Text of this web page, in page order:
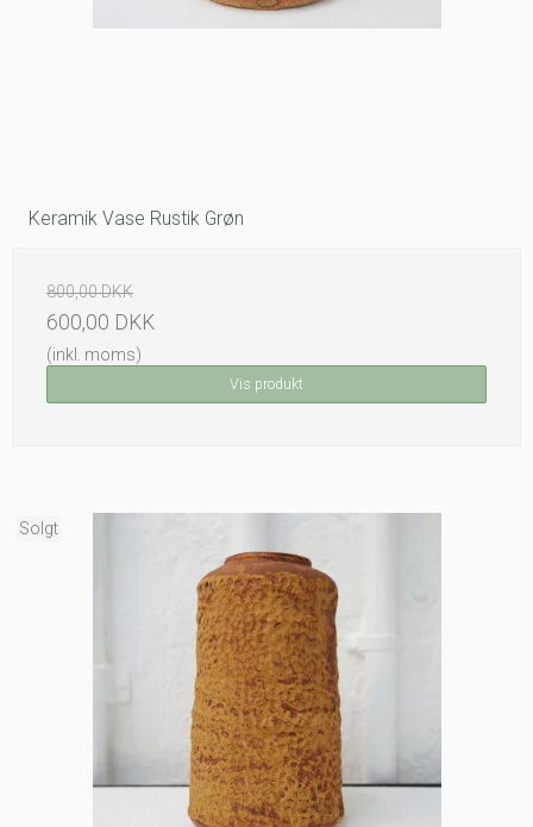
Keramik Vase Rustik Grøn
800,00 DKK
600,00 DKK
(inkl. moms)
Vis produkt
Solgt